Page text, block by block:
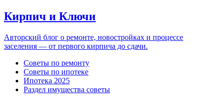
Кирпич и Ключи
Авторский блог о ремонте, новостройках и процессе
заселения — от первого кирпича до сдачи.
Советы по ремонту
Советы по ипотеке
Ипотека 2025
Раздел имущества советы